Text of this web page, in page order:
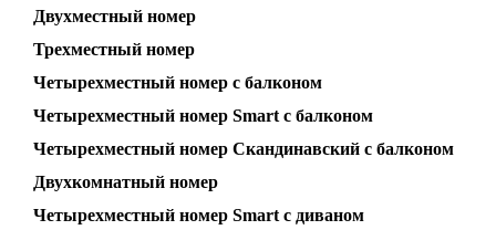
Двухместный номер
Трехместный номер
Четырехместный номер с балконом
Четырехместный номер Smart с балконом
Четырехместный номер Скандинавский с балконом
Двухкомнатный номер
Четырехместный номер Smart с диваном